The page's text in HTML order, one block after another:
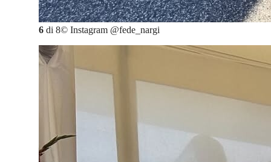
6 di 8© Instagram @fede_nargi